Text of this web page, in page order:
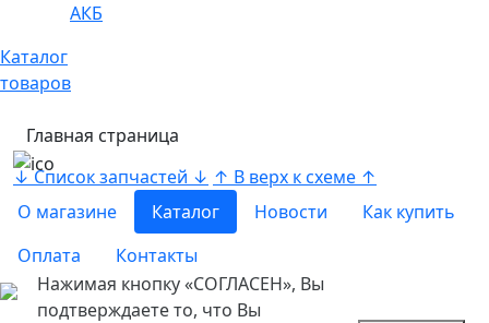
АКБ
Каталог
товаров
Главная страница
↓ Список запчастей ↓ ↑ В верх к схеме ↑
О магазине
Каталог Новости
Как купить
Оплата
Контакты
Нажимая кнопку «СОГЛАСЕН», Вы
подтверждаете то, что Вы